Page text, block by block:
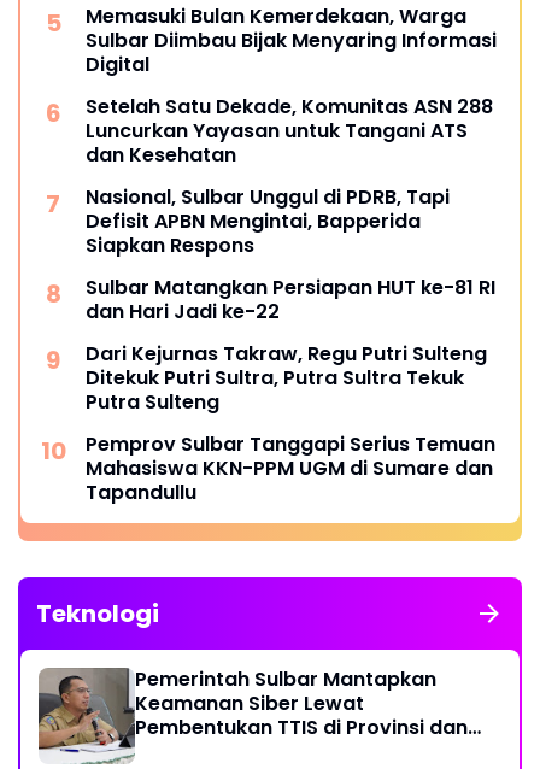
Memasuki Bulan Kemerdekaan, Warga
Sulbar Diimbau Bijak Menyaring Informasi
Digital
Setelah Satu Dekade, Komunitas ASN 288
Luncurkan Yayasan untuk Tangani ATS
dan Kesehatan
Nasional, Sulbar Unggul di PDRB, Tapi
Defisit APBN Mengintai, Bapperida
Siapkan Respons
Sulbar Matangkan Persiapan HUT ke-81 RI
dan Hari Jadi ke-22
Dari Kejurnas Takraw, Regu Putri Sulteng
Ditekuk Putri Sultra, Putra Sultra Tekuk
Putra Sulteng
Pemprov Sulbar Tanggapi Serius Temuan
Mahasiswa KKN-PPM UGM di Sumare dan
Tapandullu
Teknologi
Pemerintah Sulbar Mantapkan
Keamanan Siber Lewat
Pembentukan TTIS di Provinsi dan